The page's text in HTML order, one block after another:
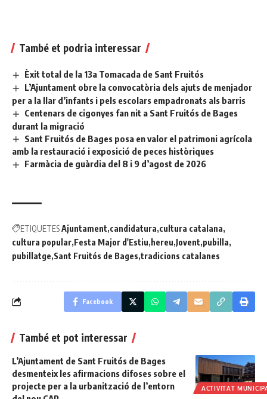
També et podria interessar
Èxit total de la 13a Tomacada de Sant Fruitós
L’Ajuntament obre la convocatòria dels ajuts de menjador
per a la llar d’infants i pels escolars empadronats als barris
Centenars de cigonyes fan nit a Sant Fruitós de Bages
durant la migració
Sant Fruitós de Bages posa en valor el patrimoni agrícola
amb la restauració i exposició de peces històriques
Farmàcia de guàrdia del 8 i 9 d’agost de 2026
ETIQUETESAjuntament candidatura cultura catalana
cultura popular Festa Major d'Estiu hereu Jovent pubilla
pubillatge Sant Fruitós de Bages tradicions catalanes
Facebook
També et pot interessar
ACTIVITAT
L’Ajuntament de Sant Fruitós de Bages
desmenteix les afirmacions difoses sobre el
projecte per a la urbanització de l’entorn